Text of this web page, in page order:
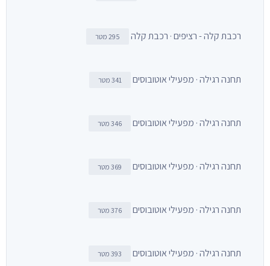
רכבת קלה - רציפים · רכבת קלה 295 מטר
תחנה רגילה · מפעילי אוטובוסים 341 מטר
תחנה רגילה · מפעילי אוטובוסים 346 מטר
תחנה רגילה · מפעילי אוטובוסים 369 מטר
תחנה רגילה · מפעילי אוטובוסים 376 מטר
תחנה רגילה · מפעילי אוטובוסים 393 מטר